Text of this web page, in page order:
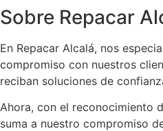
Sobre Repacar
En Repacar Alcalá, nos
compromiso con nuestros
reciban soluciones de
Ahora, con el reconocimiento
suma a nuestro compromiso